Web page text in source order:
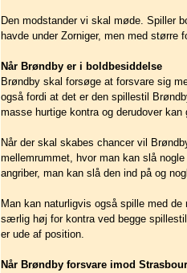
Den modstander vi skal møde. Spiller
havde under Zorniger, men med større
Når Brøndby er i boldbesiddelse
Brøndby skal forsøge at forsvare sig
også fordi at det er den spillestil
masse hurtige kontra og derudover
Når der skal skabes chancer vil
mellemrummet, hvor man kan slå
angriber, man kan slå den ind på og
Man kan naturligvis også spille med
særlig høj for kontra ved begge
er ude af position.
Når Brøndby forsvare imod